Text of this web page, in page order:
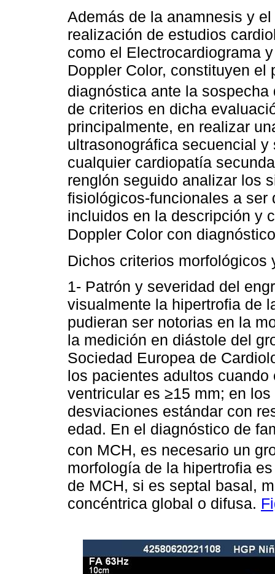
Además de la anamnesis y
realización de estudios
como el Electrocardiograma
Doppler Color, constituyen el
diagnóstica ante la
de criterios en dicha
principalmente, en realizar
ultrasonográfica secuencial
cualquier cardiopatía
renglón seguido analizar los
fisiológicos-funcionales a ser
incluidos en la descripción y
Doppler Color con
Dichos criterios
1- Patrón y severidad del
visualmente la hipertrofia de
pudieran ser notorias en la
la medición en diástole del
Sociedad Europea de
los pacientes adultos
ventricular es ≥15 mm; en
desviaciones estándar con
edad. En el diagnóstico de
con MCH, es necesario un
morfología de la hipertrofia
de MCH, si es septal basal,
concéntrica global o difusa.